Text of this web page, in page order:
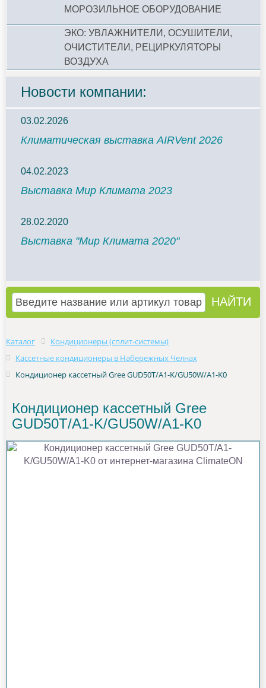
МОРОЗИЛЬНОЕ ОБОРУДОВАНИЕ
ЭКО: УВЛАЖНИТЕЛИ, ОСУШИТЕЛИ,
ОЧИСТИТЕЛИ, РЕЦИРКУЛЯТОРЫ
ВОЗДУХА
Новости компании:
03.02.2026
Климатическая выставка AIRVent 2026
04.02.2023
Выставка Мир Климата 2023
28.02.2020
Выставка "Мир Климата 2020"
Каталог
Кондиционеры (сплит-системы)
Кассетные кондиционеры в Набережных Челнах
Кондиционер кассетный Gree GUD50T/A1-K/GU50W/A1-K0
Кондиционер кассетный Gree
GUD50T/A1-K/GU50W/A1-K0